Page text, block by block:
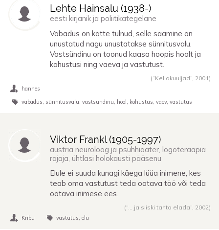
Lehte Hainsalu (1938-)
eesti kirjanik ja poliitikategelane
Vabadus on kätte tulnud, selle saamine on
unustatud nagu unustatakse sünnitusvalu.
Vastsündinu on toonud kaasa hoopis hoolt ja
kohustusi ning vaeva ja vastutust.
(“Kellakuuljad”, 2001 )
hannes
vabadus sünnitusvalu vastsündinu hool kohustus vaev vastutus
Viktor Frankl (1905-1997)
austria neuroloog ja psühhiaater, logoteraapia
rajaja, ühtlasi holokausti pääsenu
Elule ei suuda kunagi käega lüüa inimene, kes
teab oma vastutust teda ootava töö või teda
ootava inimese ees.
(“... ja siiski tahta elada”, 2002)
Kribu vastutus elu